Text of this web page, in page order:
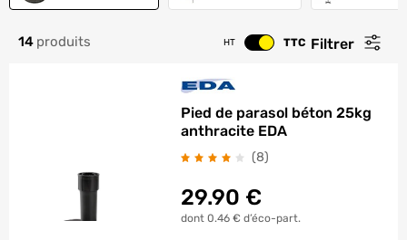
14 produits HT Changer le prix
TTC Filtrer
Pied de parasol béton 25kg
anthracite EDA
(8)
29.90 €
dont 0.46 € d’éco-part.